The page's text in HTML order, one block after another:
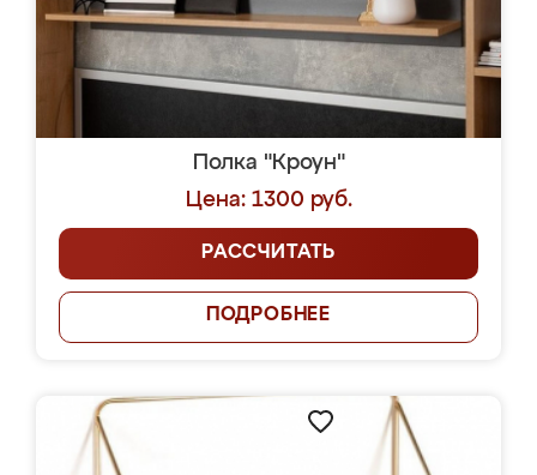
Полка "Кроун"
Цена: 1300 руб.
РАССЧИТАТЬ
ПОДРОБНЕЕ